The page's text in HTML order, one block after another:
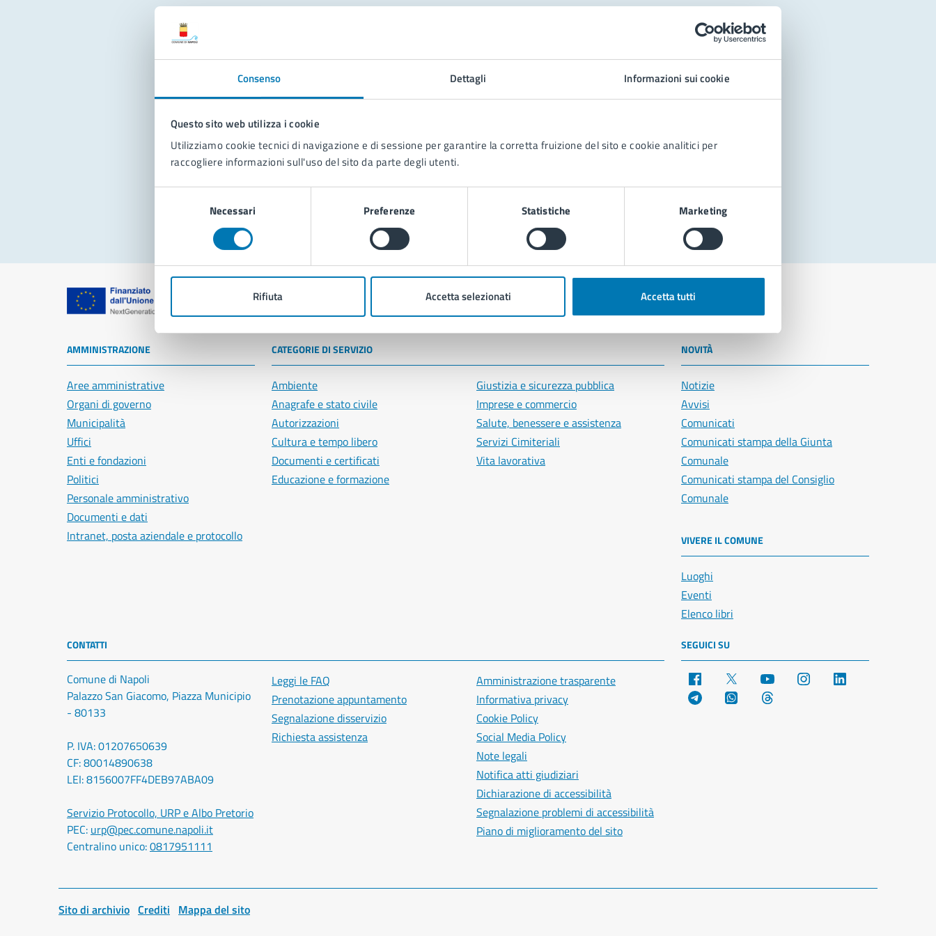
Consenso Dettagli Informazioni sui cookie
Questo sito web utilizza i cookie
Utilizziamo cookie tecnici di navigazione e di sessione per garantire la corretta fruizione del sito e cookie analitici per
raccogliere informazioni sull'uso del sito da parte degli utenti.
Necessari Preferenze Statistiche Marketing
Rifiuta Accetta selezionati Accetta tutti
Problemi in città
Segnala disservizio
Comune di Napoli
AMMINISTRAZIONE
Aree amministrative
Organi di governo
Municipalità
Uffici
Enti e fondazioni
Politici
Personale amministrativo
Documenti e dati
Intranet, posta aziendale e protocollo
CATEGORIE DI SERVIZIO
Ambiente
Anagrafe e stato civile
Autorizzazioni
Cultura e tempo libero
Documenti e certificati
Educazione e formazione
Giustizia e sicurezza pubblica
Imprese e commercio
Salute, benessere e assistenza
Servizi Cimiteriali
Vita lavorativa
NOVITÀ
Notizie
Avvisi
Comunicati
Comunicati stampa della Giunta
Comunale
Comunicati stampa del Consiglio
Comunale
VIVERE IL COMUNE
Luoghi
Eventi
Elenco libri
CONTATTI
Comune di Napoli
Palazzo San Giacomo, Piazza Municipio
- 80133
P. IVA: 01207650639
CF: 80014890638
LEI: 8156007FF4DEB97ABA09
Servizio Protocollo, URP e Albo Pretorio
PEC: urp@pec.comune.napoli.it
Centralino unico:0817951111
Leggi le FAQ
Prenotazione appuntamento
Segnalazione disservizio
Richiesta assistenza
Amministrazione trasparente
Informativa privacy
Cookie Policy
Social Media Policy
Note legali
Notifica atti giudiziari
Dichiarazione di accessibilità
Segnalazione problemi di accessibilità
Piano di miglioramento del sito
SEGUICI SU
Facebook YouTube Instagram
Telegram WhatsApp
Sito di archivio Crediti Mappa del sito